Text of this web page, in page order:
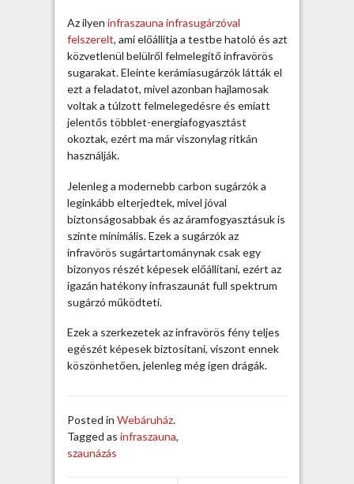
k
a
n
e
l
t
e
t
h
e
t
a
z
i
f
a
Az ilyen infraszauna infrasugárzóval
felszerelt, ami előállítja a testbe hatoló és azt
közvetlenül belülről felmelegítő infravörös
sugarakat. Eleinte kerámiasugárzók látták el
ezt a feladatot, mivel azonban hajlamosak
voltak a túlzott felmelegedésre és emiatt
jelentős többlet-energiafogyasztást
okoztak, ezért ma már viszonylag ritkán
használják.
Jelenleg a modernebb carbon sugárzók a
leginkább elterjedtek, mivel jóval
biztonságosabbak és az áramfogyasztásuk is
szinte minimális. Ezek a sugárzók az
infravörös sugártartománynak csak egy
bizonyos részét képesek előállítani, ezért az
igazán hatékony infraszaunát full spektrum
sugárzó működteti.
Ezek a szerkezetek az infravörös fény teljes
egészét képesek biztosítani, viszont ennek
köszönhetően, jelenleg még igen drágák.
Posted in Webáruház.
Tagged as infraszauna,
szaunázás